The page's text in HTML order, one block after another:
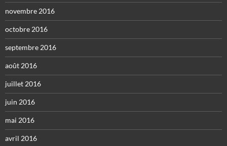
novembre 2016
octobre 2016
septembre 2016
août 2016
juillet 2016
juin 2016
mai 2016
avril 2016